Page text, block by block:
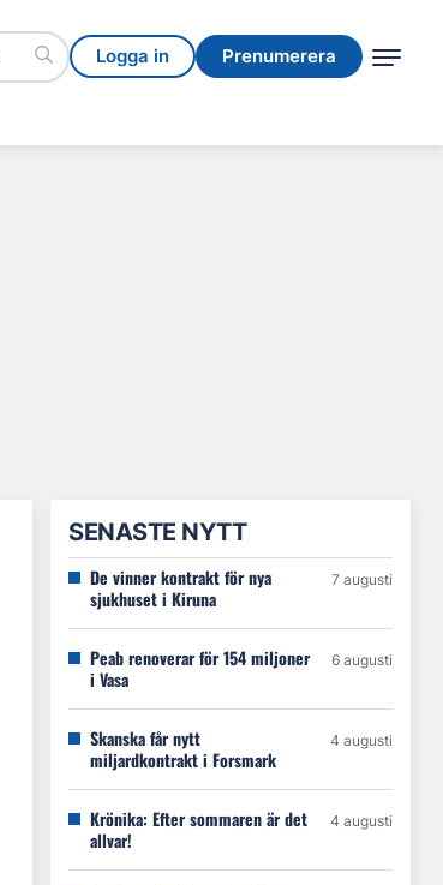
Logga in Prenumerera
Logga in Prenumerera
SENASTE NYTT
De vinner kontrakt för nya
sjukhuset i Kiruna
7 augusti
Peab renoverar för 154 miljoner
i Vasa
6 augusti
Skanska får nytt
miljardkontrakt i Forsmark
4 augusti
Krönika: Efter sommaren är det
allvar!
4 augusti